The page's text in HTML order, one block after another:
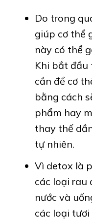
Do trong
giúp cơ thể
này có thể
Khi bắt đầu
cần để cơ
bằng cách
phẩm hay
thay thế
tự nhiên.
Vì detox là
các loại rau
nước và
các loại